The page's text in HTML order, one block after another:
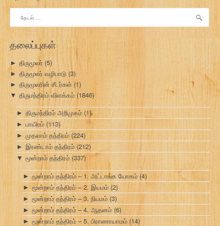
தேடு:
தலைப்புகள்
► திருமூலர் (5)
► திருமூலர் வழிபாடு (3)
► திருமூலரின் சீடர்கள் (1)
▼ திருமந்திரம் விளக்கம் (1846)
► திருமந்திரம் அறிமுகம் (1)
► பாயிரம் (113)
► முதலாம் தந்திரம் (224)
► இரண்டாம் தந்திரம்(212)
▼ மூன்றாம் தந்திரம் (337)
► மூன்றாம் தந்திரம் – 1. அட்டாங்க யோகம் (4)
► மூன்றாம் தந்திரம் – 2. இயமம் (2)
► மூன்றாம் தந்திரம் – 3. நியமம் (3)
► மூன்றாம் தந்திரம் – 4. ஆதனம் (6)
► மூன்றாம் தந்திரம் – 5. பிராணாயாமம் (14)